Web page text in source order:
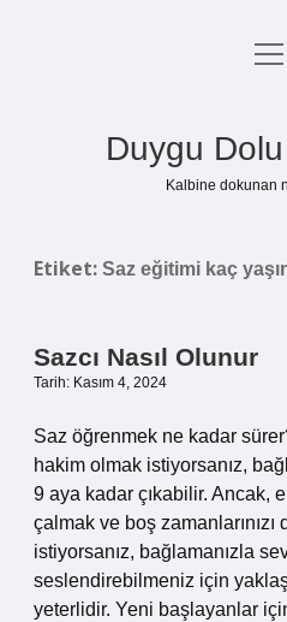
Duygu
Kalbine dokunan
Etiket: Saz eğitimi kaç
Sazcı Nasıl Olunur
Tarih: Kasım 4, 2024
Saz öğrenmek ne kadar
hakim olmak istiyorsanız,
9 aya kadar çıkabilir. Ancak,
çalmak ve boş
istiyorsanız, bağlamanızla
seslendirebilmeniz için
yeterlidir. Yeni başlayanlar